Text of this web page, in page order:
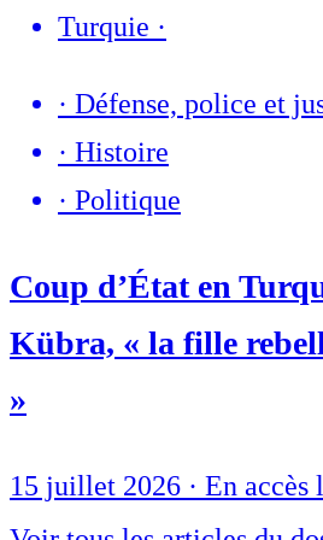
Turquie ·
· Défense, police et
· Histoire
· Politique
Coup d’État en
Kübra, « la fille
»
15 juillet 2026 · En accès